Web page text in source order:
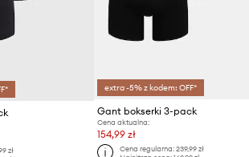
zł
extra -5% z kodem: OFF*
Gant bokserki 3-pack
Cena aktualna:
154,99 zł
Cena regularna: 239,99 zł